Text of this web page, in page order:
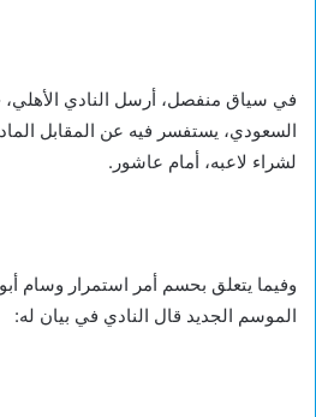
في سياق منفصل، أرسل النادي الأهلي،
السعودي، يستفسر فيه عن المقابل
لشراء لاعبه، أمام عاشور.
وفيما يتعلق بحسم أمر استمرار وسام
الموسم الجديد قال النادي في بيان له: